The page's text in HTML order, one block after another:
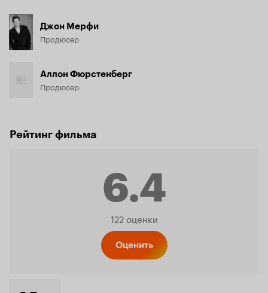
Джон Мерфи
Продюсер
Аллон Фюрстенберг
Продюсер
Рейтинг фильма
6.4
Рейтинг
122 оценки
Оценить